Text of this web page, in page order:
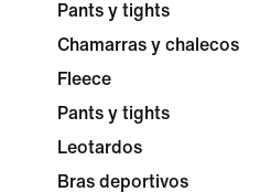
Pants y tights
Chamarras y chalecos
Fleece
Pants y tights
Leotardos
Bras deportivos